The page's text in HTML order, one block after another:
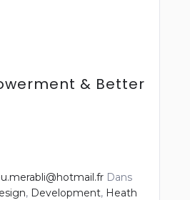
& Better
Dans
, Development, Heath